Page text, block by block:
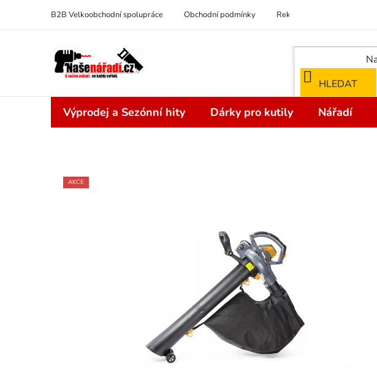
obsah
B2B Velkoobchodní spolupráce Obchodní podmínky Reklamace
HLEDAT
Výprodej a Sezónní hity Dárky pro kutily Nářadí
AKCE